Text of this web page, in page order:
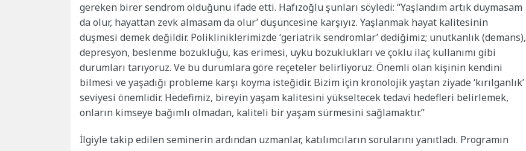
gereken birer sendrom olduğunu ifade etti. Hafızoğlu şunları söyledi: “Yaşlandım artık duymasam
da olur, hayattan zevk almasam da olur’ düşüncesine karşıyız. Yaşlanmak hayat kalitesinin
düşmesi demek değildir. Polikliniklerimizde ‘geriatrik sendromlar’ dediğimiz; unutkanlık (demans),
depresyon, beslenme bozukluğu, kas erimesi, uyku bozuklukları ve çoklu ilaç kullanımı gibi
durumları tarıyoruz. Ve bu durumlara göre reçeteler belirliyoruz. Önemli olan kişinin kendini
bilmesi ve yaşadığı probleme karşı koyma isteğidir. Bizim için kronolojik yaştan ziyade ‘kırılganlık’
seviyesi önemlidir. Hedefimiz, bireyin yaşam kalitesini yükseltecek tedavi hedefleri belirlemek,
onların kimseye bağımlı olmadan, kaliteli bir yaşam sürmesini sağlamaktır.”
İlgiyle takip edilen seminerin ardından uzmanlar, katılımcıların sorularını yanıtladı. Programın